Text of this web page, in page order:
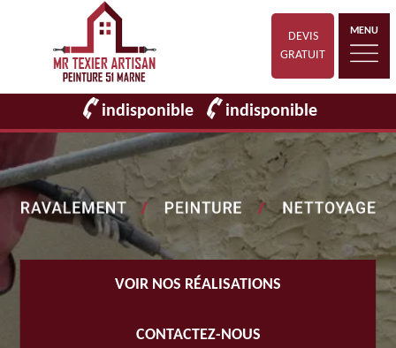
DEVIS
GRATUIT
MENU
indisponible indisponible
VOIR NOS RÉALISATIONS
CONTACTEZ-NOUS